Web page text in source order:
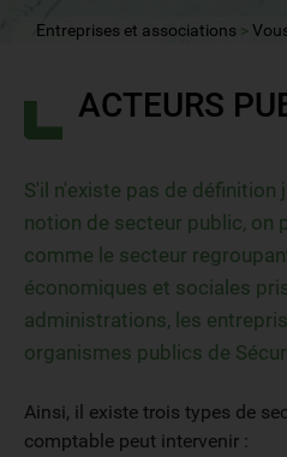
Entreprises et associations
ACTEURS
S'il n'existe pas de définition
notion de secteur public, on
comme le secteur
économiques et sociales
administrations, les
organismes publics de
Ainsi, il existe trois types de
comptable peut intervenir :